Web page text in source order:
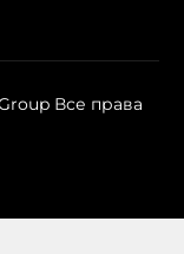
Все права